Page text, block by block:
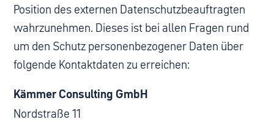
Position des externen Datenschutzbeauftragten
wahrzunehmen. Dieses ist bei allen Fragen rund
um den Schutz personenbezogener Daten über
folgende Kontaktdaten zu erreichen:
Kämmer Consulting GmbH
Nordstraße 11